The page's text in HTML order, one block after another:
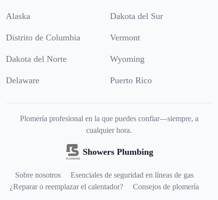
Alaska Dakota del Sur
Distrito de Columbia Vermont
Dakota del Norte Wyoming
Delaware Puerto Rico
Plomería profesional en la que puedes confiar—siempre, a
cualquier hora.
Showers Plumbing
Sobre nosotros
Esenciales de seguridad en líneas de gas
¿Reparar o reemplazar el calentador?
Consejos de plomería